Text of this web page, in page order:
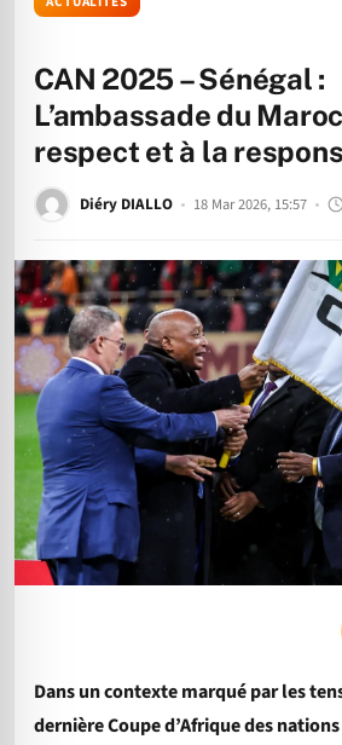
CAN 2025 – Sénégal :
L’ambassade du
respect et à la
Diéry DIALLO 18 Mar 2026, 15:57
Dans un contexte marqué par les
dernière Coupe d’Afrique des